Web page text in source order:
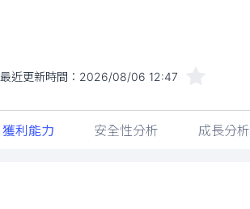
最近更新時間： 2026/08/06 12:47
獲利能力 安全性分析 成長分析